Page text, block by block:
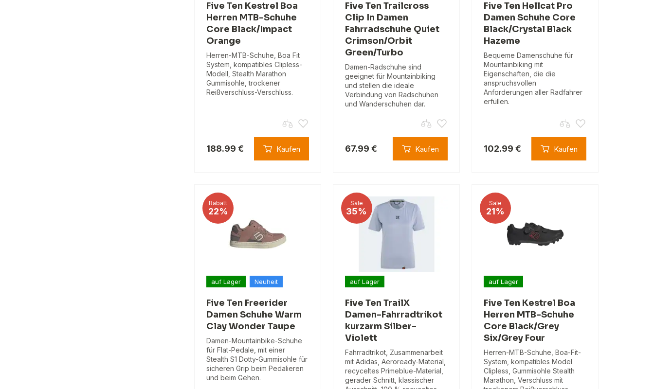
Five Ten Kestrel Boa
Herren MTB-Schuhe
Core Black/Impact
Orange
Herren-MTB-Schuhe, Boa Fit
System, kompatibles Clipless-
Modell, Stealth Marathon
Gummisohle, trockener
Reißverschluss-Verschluss.
188.99 € Kaufen
Five Ten Trailcross
Clip In Damen
Fahrradschuhe Quiet
Crimson/Orbit
Green/Turbo
Damen-Radschuhe sind
geeignet für Mountainbiking
und stellen die ideale
Verbindung von Radschuhen
und Wanderschuhen dar.
67.99 € Kaufen
Five Ten Hellcat Pro
Damen Schuhe Core
Black/Crystal Black
Hazeme
Bequeme Damenschuhe für
Mountainbiking mit
Eigenschaften, die die
anspruchsvollen
Anforderungen aller Radfahrer
erfüllen.
102.99 € Kaufen
Rabatt
22%
auf Lager Neuheit
Five Ten Freerider
Damen Schuhe Warm
Clay Wonder Taupe
Damen-Mountainbike-Schuhe
für Flat-Pedale, mit einer
Stealth S1 Dotty-Gummisohle für
sicheren Grip beim Pedalieren
und beim Gehen.
Sale
35%
auf Lager
Five Ten TrailX
Damen-Fahrradtrikot
kurzarm Silber-
Violett
Fahrradtrikot, Zusammenarbeit
mit Adidas, Aeroready-Material,
recyceltes Primeblue-Material,
gerader Schnitt, klassischer
Sale
21%
auf Lager
Five Ten Kestrel Boa
Herren MTB-Schuhe
Core Black/Grey
Six/Grey Four
Herren-MTB-Schuhe, Boa-Fit-
System, kompatibles Model
Clipless, Gummisohle Stealth
Marathon, Verschluss mit